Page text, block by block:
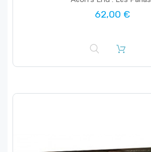
62,00 €